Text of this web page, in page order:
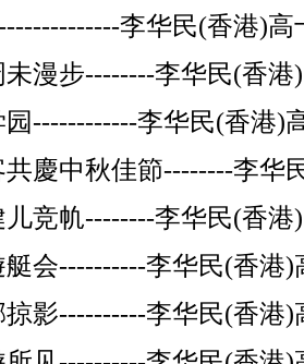
李华民(香港)
漫步--------李华民(香
------------李华民(香港)
慶中秋佳節--------李华
竞㠶--------李华民(香
会----------李华民(香港
影----------李华民(香港